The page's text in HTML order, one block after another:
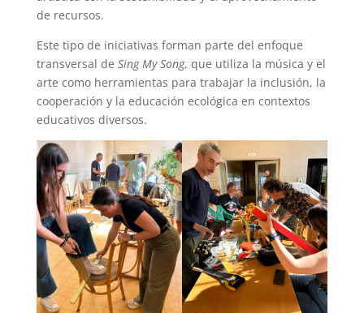
de recursos.
Este tipo de iniciativas forman parte del enfoque
transversal de Sing My Song, que utiliza la música y el
arte como herramientas para trabajar la inclusión, la
cooperación y la educación ecológica en contextos
educativos diversos.